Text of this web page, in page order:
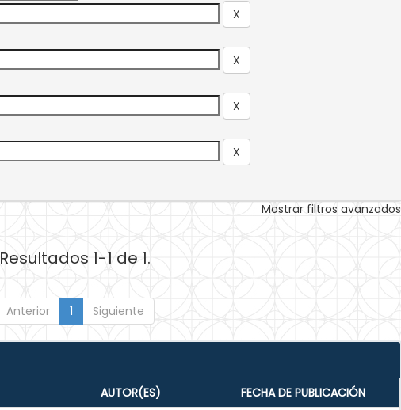
Mostrar filtros avanzados
Resultados 1-1 de 1.
Anterior 1 Siguiente
AUTOR(ES)
FECHA DE PUBLICACIÓN